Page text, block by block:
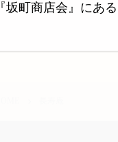
『坂町商店会』にあ